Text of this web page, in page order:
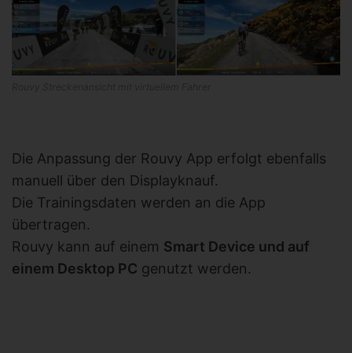
Die Anpassung der Rouvy App erfolgt ebenfalls
manuell über den Displayknauf.
Die Trainingsdaten werden an die App
übertragen.
Rouvy kann auf einem Smart Device und auf
einem Desktop PC genutzt werden.